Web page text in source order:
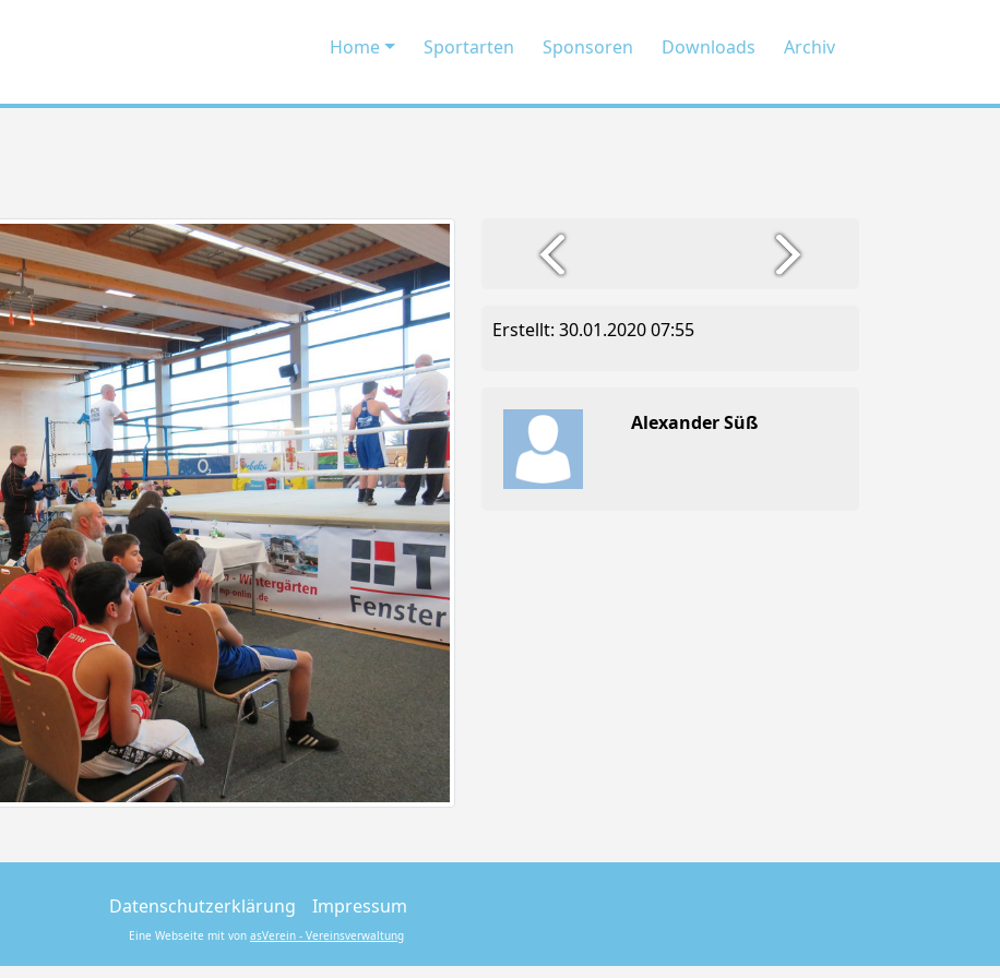
Home Sportarten Sponsoren Downloads Archiv
Erstellt: 30.01.2020 07:55
Alexander Süß
Datenschutzerklärung Impressum
Eine Webseite mit von asVerein - Vereinsverwaltung